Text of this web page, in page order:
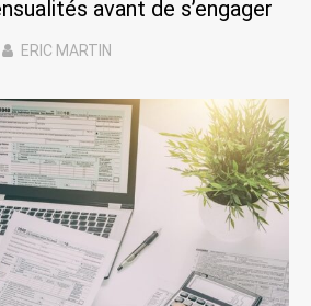
avant de s’engager
ERIC MARTIN